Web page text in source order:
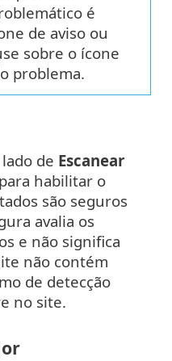
é
de aviso ou
sobre o ícone
problema.
de Escanear
para habilitar o
são seguros
avalia os
e não significa
não contém
de detecção
no site.